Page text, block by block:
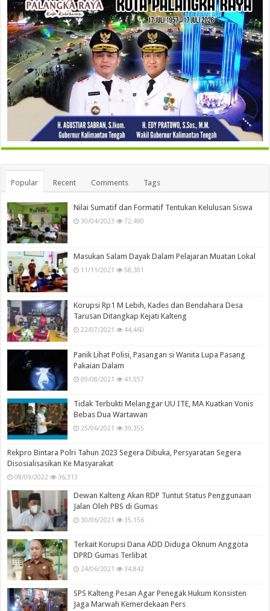
Popular Recent Comments Tags
Nilai Sumatif dan Formatif Tentukan Kelulusan Siswa
30/04/2023 72,490
Masukan Salam Dayak Dalam Pelajaran Muatan Lokal
11/11/2021 58,301
Korupsi Rp1 M Lebih, Kades dan Bendahara Desa
Tarusan Ditangkap Kejati Kalteng
22/07/2021 44,460
Panik Lihat Polisi, Pasangan si Wanita Lupa Pasang
Pakaian Dalam
09/08/2021 41,557
Tidak Terbukti Melanggar UU ITE, MA Kuatkan Vonis
Bebas Dua Wartawan
25/06/2021 39,355
Rekpro Bintara Polri Tahun 2023 Segera Dibuka, Persyaratan Segera
Disosialisasikan Ke Masyarakat
08/09/2022 36,313
Dewan Kalteng Akan RDP Tuntut Status Penggunaan
Jalan Oleh PBS di Gumas
30/06/2021 35,156
Terkait Korupsi Dana ADD Diduga Oknum Anggota
DPRD Gumas Terlibat
24/06/2021 34,842
SPS Kalteng Pesan Agar Penegak Hukum Konsisten
Jaga Marwah Kemerdekaan Pers